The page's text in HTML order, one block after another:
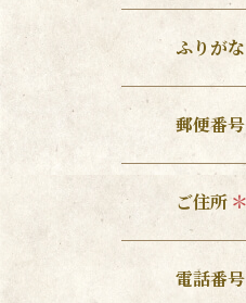
ふりがな
郵便番号
ご住所
電話番号